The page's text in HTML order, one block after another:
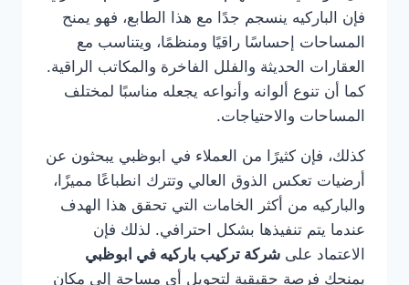
فإن الباركيه ينسجم جدًا مع هذا الطابع، فهو يمنح
المساحات إحساسًا راقيًا ومنظمًا، ويتناسب مع
العقارات الحديثة والفلل الفاخرة والمكاتب الراقية.
كما أن تنوع ألوانه وأنواعه يجعله مناسبًا لمختلف
المساحات والاحتياجات.
كذلك، فإن كثيرًا من العملاء في ابوظبي يبحثون عن
أرضيات تعكس الذوق العالي وتترك انطباعًا مميزًا،
والباركيه من أكثر الخامات التي تحقق هذا الهدف
عندما يتم تنفيذها بشكل احترافي. لذلك فإن
الاعتماد على شركة تركيب باركيه في ابوظبي
يمنحك فرصة حقيقية لتحويل أي مساحة إلى مكان